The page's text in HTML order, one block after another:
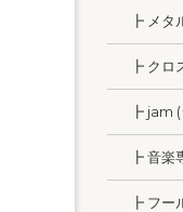
┣ メタ
┣ クロ
┣ jam (
┣ 音楽
┣ フー